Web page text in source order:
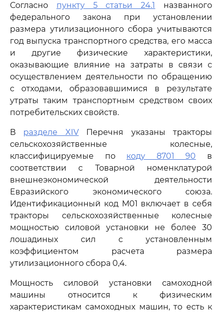
Согласно пункту 5 статьи 24.1
названного
федерального закона при установлении
размера утилизационного сбора учитываются
год выпуска транспортного средства, его масса
и другие физические характеристики,
оказывающие влияние на затраты в связи с
осуществлением деятельности по обращению
с отходами, образовавшимися в результате
утраты таким транспортным средством своих
потребительских свойств.
В разделе XIVПеречня указаны тракторы
сельскохозяйственные колесные,
классифицируемые по коду 8701 90 в
соответствии с Товарной номенклатурой
внешнеэкономической деятельности
Евразийского экономического союза.
Идентификационный код М01 включает в себя
тракторы сельскохозяйственные колесные
мощностью силовой установки не более 30
лошадиных сил с установленным
коэффициентом расчета размера
утилизационного сбора 0,4.
Мощность силовой установки самоходной
машины относится к физическим
характеристикам самоходных машин, то есть к